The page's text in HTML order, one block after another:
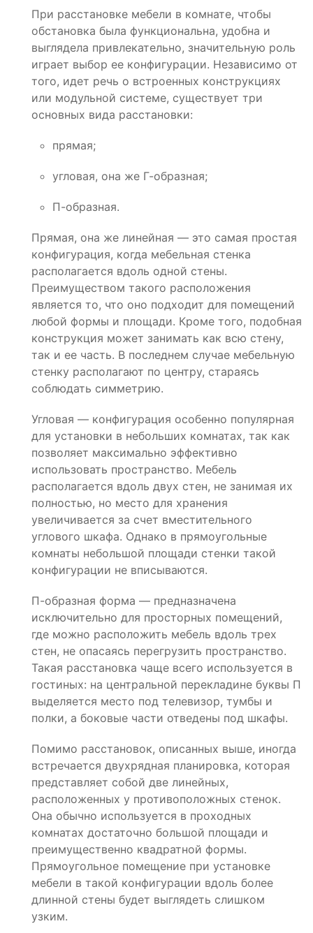
При расстановке мебели в комнате, чтобы
обстановка была функциональна, удобна и
выглядела привлекательно, значительную роль
играет выбор ее конфигурации. Независимо от
того, идет речь о встроенных конструкциях
или модульной системе, существует три
основных вида расстановки:
прямая;
угловая, она же Г-образная;
П-образная.
Прямая, она же линейная — это самая простая
конфигурация, когда мебельная стенка
располагается вдоль одной стены.
Преимуществом такого расположения
является то, что оно подходит для помещений
любой формы и площади. Кроме того, подобная
конструкция может занимать как всю стену,
так и ее часть. В последнем случае мебельную
стенку располагают по центру, стараясь
соблюдать симметрию.
Угловая — конфигурация особенно популярная
для установки в небольших комнатах, так как
позволяет максимально эффективно
использовать пространство. Мебель
располагается вдоль двух стен, не занимая их
полностью, но место для хранения
увеличивается за счет вместительного
углового шкафа. Однако в прямоугольные
комнаты небольшой площади стенки такой
конфигурации не вписываются.
П-образная форма — предназначена
исключительно для просторных помещений,
где можно расположить мебель вдоль трех
стен, не опасаясь перегрузить пространство.
Такая расстановка чаще всего используется в
гостиных: на центральной перекладине буквы П
выделяется место под телевизор, тумбы и
полки, а боковые части отведены под шкафы.
Помимо расстановок, описанных выше, иногда
встречается двухрядная планировка, которая
представляет собой две линейных,
расположенных у противоположных стенок.
Она обычно используется в проходных
комнатах достаточно большой площади и
преимущественно квадратной формы.
Прямоугольное помещение при установке
мебели в такой конфигурации вдоль более
длинной стены будет выглядеть слишком
узким.